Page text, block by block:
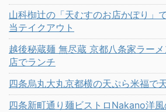
山科椥辻の「天むすのお店かぽり」
当テイクアウト
越後秘蔵麺 無尽蔵 京都八条家ラー
店でランチ
四条烏丸大丸京都横の天ぷら米福で
四条新町通り麺ビストロNakano洋